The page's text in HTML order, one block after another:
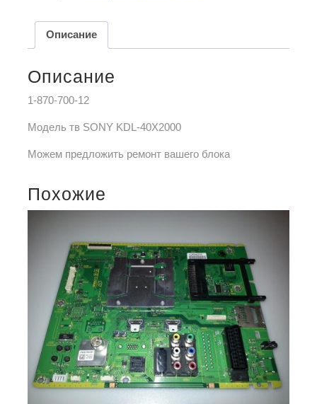
Описание
Описание
1-870-700-12
Модель тв SONY KDL-40X2000
Можем предложить ремонт вашего блока
Похожие